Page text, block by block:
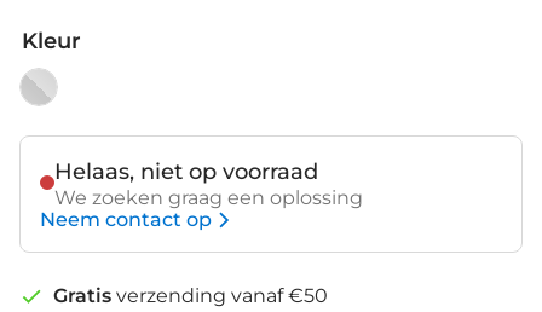
Kleur
Helaas, niet op voorraad
We zoeken graag een oplossing
Neem contact op
Gratis verzending vanaf €50